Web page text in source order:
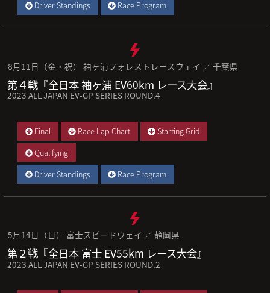
Driver Standings Race Program
8月11日（金・祝） 袖ヶ浦フォレストレースウェイ ／ 千葉県
第４戦『全日本 袖ヶ浦 EV60km レース大会』
2023 ALL JAPAN EV-GP SERIES ROUND.4
Final Race Lap Chart
Starting Grid
Qualifying
Driver Standings
Race Program
5月14日（日） 富士スピードウェイ ／ 静岡県
第２戦『全日本 富士 EV55km レース大会』
2023 ALL JAPAN EV-GP SERIES ROUND.2